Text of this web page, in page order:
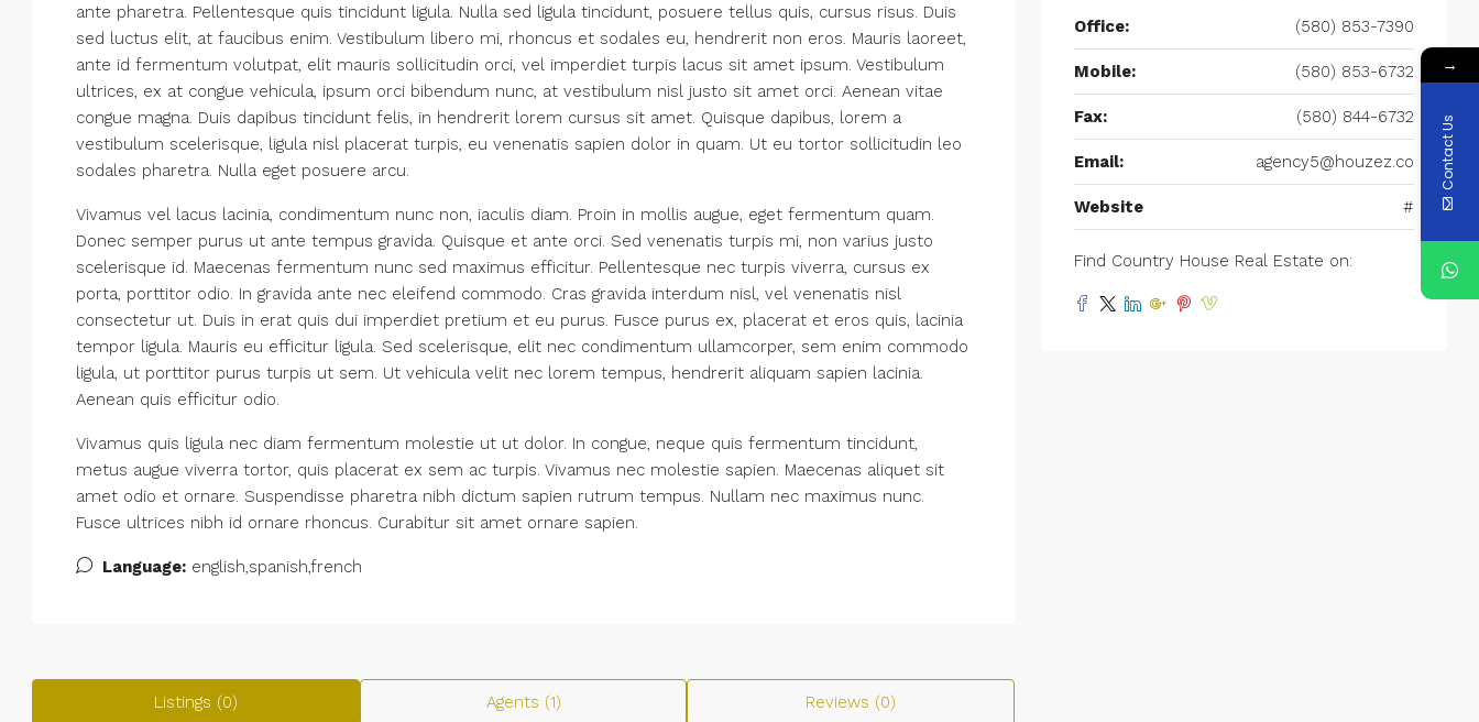
ante pharetra. Pellentesque quis tincidunt ligula. Nulla sed ligula tincidunt, posuere tellus quis, cursus risus. Duis
sed luctus elit, at faucibus enim. Vestibulum libero mi, rhoncus et sodales eu, hendrerit non eros. Mauris laoreet,
ante id fermentum volutpat, elit mauris sollicitudin orci, vel imperdiet turpis lacus sit amet ipsum. Vestibulum
ultrices, ex at congue vehicula, ipsum orci bibendum nunc, at vestibulum nisl justo sit amet orci. Aenean vitae
congue magna. Duis dapibus tincidunt felis, in hendrerit lorem cursus sit amet. Quisque dapibus, lorem a
vestibulum scelerisque, ligula nisl placerat turpis, eu venenatis sapien dolor in quam. Ut eu tortor sollicitudin leo
sodales pharetra. Nulla eget posuere arcu.
Vivamus vel lacus lacinia, condimentum nunc non, iaculis diam. Proin in mollis augue, eget fermentum quam.
Donec semper purus ut ante tempus gravida. Quisque et ante orci. Sed venenatis turpis mi, non varius justo
scelerisque id. Maecenas fermentum nunc sed maximus efficitur. Pellentesque nec turpis viverra, cursus ex
porta, porttitor odio. In gravida ante nec eleifend commodo. Cras gravida interdum nisl, vel venenatis nisl
consectetur ut. Duis in erat quis dui imperdiet pretium et eu purus. Fusce purus ex, placerat et eros quis, lacinia
tempor ligula. Mauris eu efficitur ligula. Sed scelerisque, elit nec condimentum ullamcorper, sem enim commodo
ligula, ut porttitor purus turpis ut sem. Ut vehicula velit nec lorem tempus, hendrerit aliquam sapien lacinia.
Aenean quis efficitur odio.
Vivamus quis ligula nec diam fermentum molestie ut ut dolor. In congue, neque quis fermentum tincidunt,
metus augue viverra tortor, quis placerat ex sem ac turpis. Vivamus nec molestie sapien. Maecenas aliquet sit
amet odio et ornare. Suspendisse pharetra nibh dictum sapien rutrum tempus. Nullam nec maximus nunc.
Fusce ultrices nibh id ornare rhoncus. Curabitur sit amet ornare sapien.
Language: english,spanish,french
Listings (0) Agents (1) Reviews (0)
Office:
(580) 853-7390
Mobile: (580) 853-6732
Fax: (580) 844-6732
Email: agency5@houzez.co
Website #
Find Country House Real Estate on:
→
Contact Us